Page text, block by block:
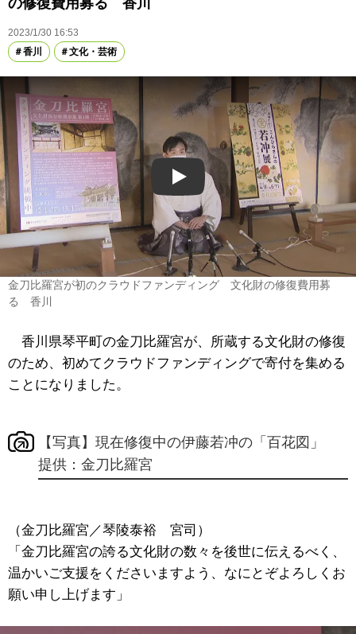
の修復費用募る 香川
2023/1/30 16:53
香川
文化・芸術
Play
金刀比羅宮が初のクラウドファンディング 文化財の修復費用募
る 香川
香川県琴平町の金刀比羅宮が、所蔵する文化財の修復
のため、初めてクラウドファンディングで寄付を集める
ことになりました。
【写真】現在修復中の伊藤若冲の「百花図」
提供：金刀比羅宮
（金刀比羅宮／琴陵泰裕 宮司）
「金刀比羅宮の誇る文化財の数々を後世に伝えるべく、
温かいご支援をくださいますよう、なにとぞよろしくお
願い申し上げます」